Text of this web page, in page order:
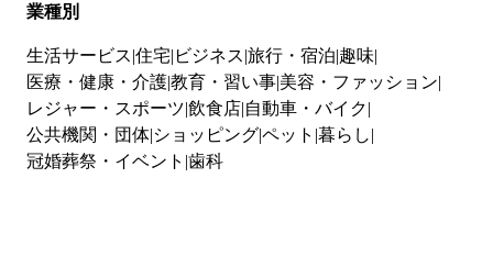
業種別
生活サービス 住宅 ビジネス 旅行・宿泊 趣味
医療・健康・介護教育・習い事 美容・ファッション
レジャー・スポーツ 飲食店 自動車・バイク
公共機関・団体 ショッピングペット 暮らし
冠婚葬祭・イベント 歯科